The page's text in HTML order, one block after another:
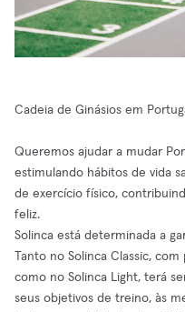
Cadeia de Ginásios em
Queremos ajudar a mudar
estimulando hábitos de vida
de exercício físico,
feliz.
Solinca está determinada a
Tanto no Solinca Classic,
como no Solinca Light, terá
seus objetivos de treino, às